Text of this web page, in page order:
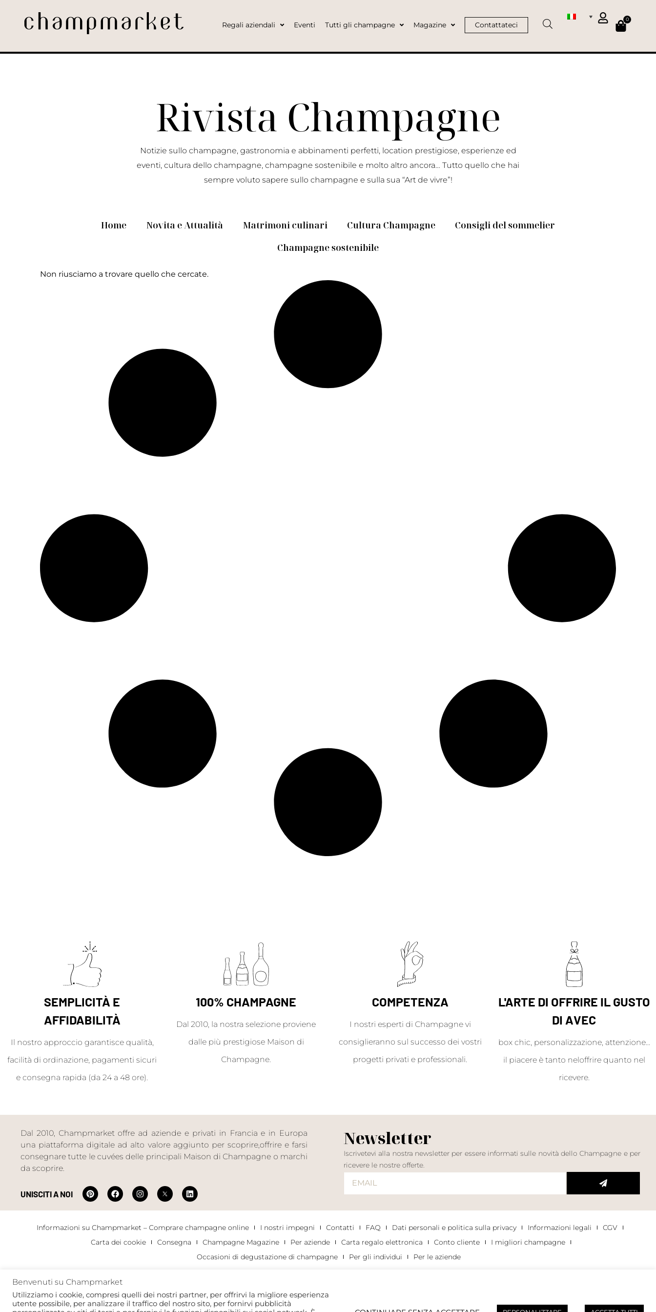
Regali aziendali Eventi Tutti gli champagne Magazine Contattateci
0
Rivista Champagne
Notizie sullo champagne, gastronomia e abbinamenti perfetti, location prestigiose, esperienze ed
eventi, cultura dello champagne, champagne sostenibile e molto altro ancora… Tutto quello che hai
sempre voluto sapere sullo champagne e sulla sua “Art de vivre”!
Home Novita e Attualità Matrimoni culinari Cultura Champagne
Consigli del sommelier
Champagne sostenibile
Non riusciamo a trovare quello che cercate.
SEMPLICITÀ E
AFFIDABILITÀ
Il nostro approccio garantisce qualità,
facilità di ordinazione, pagamenti sicuri
e consegna rapida (da 24 a 48 ore).
100% CHAMPAGNE
Dal 2010, la nostra selezione proviene
dalle più prestigiose Maison di
Champagne.
COMPETENZA
I nostri esperti di Champagne vi
consiglieranno sul successo dei vostri
progetti privati e professionali.
L'ARTE DI OFFRIRE IL GUSTO
DI AVEC
box chic, personalizzazione, attenzione...
il piacere è tanto neloffrire quanto nel
ricevere.
Dal 2010, Champmarket offre ad aziende e privati in Francia e in Europa
una piattaforma digitale ad alto valore aggiunto per scoprire,offrire e farsi
consegnare tutte le cuvées delle principali Maison di Champagne o marchi
da scoprire.
UNISCITI A NOI
Newsletter
Iscrivetevi alla nostra newsletter per essere informati sulle novità dello Champagne e per
ricevere le nostre offerte.
Informazioni su Champmarket – Comprare champagne online I nostri impegni Contatti FAQ Dati personali e politica sulla privacy Informazioni legali
CGV
Carta dei cookie
Consegna Champagne Magazine Per aziende Carta regalo elettronica Conto cliente
I migliori champagne
Occasioni di degustazione di champagne
Per gli individui Per le aziende
Copyright 2022 © tutti i diritti riservati. Champmarket.
Benvenuti su Champmarket
Utilizziamo i cookie, compresi quelli dei nostri partner, per offrirvi la migliore esperienza
utente possibile, per analizzare il traffico del nostro sito, per fornirvi pubblicità